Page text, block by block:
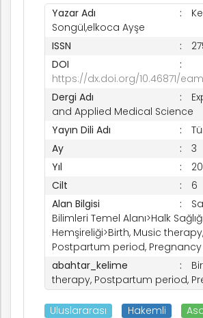
Yazar Adı
Songül,elkoca Ayşe
ISSN
DOI
https://dx.doi.org/10.46871/
Dergi Adı
and Applied Medical Science
Yayın Dili Adı
Ay
3
Yıl
Cilt
6
Alan Bilgisi
Bilimleri Temel Alanı>Halk Sağlığı
Hemşireliği>Birth, Music therapy,
Postpartum period, Pregnancy
abahtar_kelime
therapy, Postpartum period,
Uluslararası Hakemli